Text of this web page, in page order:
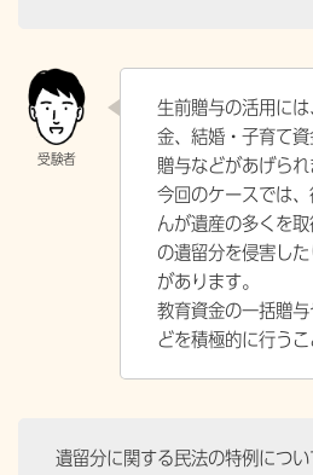
生前贈与の活用に
金、結婚・子育て
贈与などがあげられ
今回のケースでは
んが遺産の多くを
の遺留分を侵害し
があります。
教育資金の一括贈
どを積極的に行うこ
遺留分に関する民法の特例につい